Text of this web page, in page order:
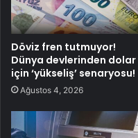
Döviz fren tutmuyor!
Dünya devlerinden dolar
için ‘yükseliş’ senaryosu!
Ağustos 4, 2026